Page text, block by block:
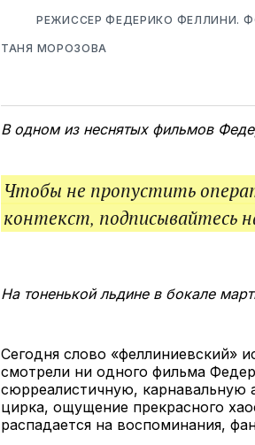
РЕЖИССЕР ФЕДЕРИКО ФЕЛЛИНИ.
ТАНЯ МОРОЗОВА
В одном из неснятых фильмов
Чтобы не пропустить
контекст, подписывайтесь
На тоненькой льдине в бокале
Сегодня слово «феллиниевский»
смотрели ни одного фильма
сюрреалистичную, карнавальную
цирка, ощущение прекрасного
распадается на воспоминания,